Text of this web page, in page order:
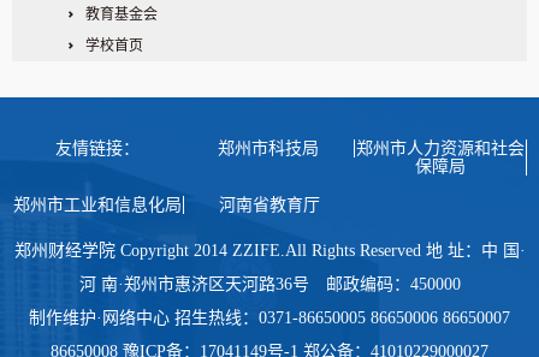
教育基金会
学校首页
友情链接： 郑州市科技局
郑州市人力资源和社会
保障局
郑州市工业和信息化局 河南省教育厅
郑州财经学院 Copyright 2014 ZZIFE.All Rights Reserved 地 址：中 国·
河 南·郑州市惠济区天河路36号 邮政编码：450000
制作维护·网络中心 招生热线：0371-86650005 86650006 86650007
86650008 豫ICP备：17041149号-1 郑公备：41010229000027